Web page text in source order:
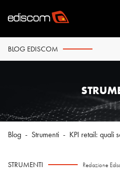
BLOG EDISCOM
Blog - Strumenti - KPI retail: quali
STRUMENTI Redazione